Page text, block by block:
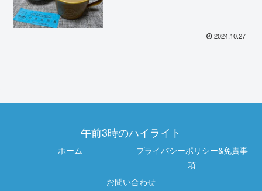
2024.10.27
午前3時のハイライト
ホーム
プライバシーポリシー&免責事
項
お問い合わせ